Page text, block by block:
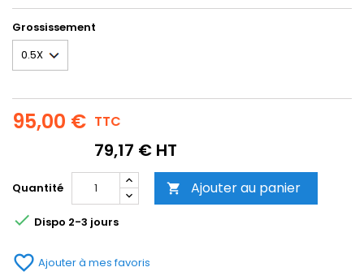
Grossissement
95,00 € TTC
79,17 € HT
Quantité  Ajouter au panier
 Dispo 2-3 jours
favorite_border Ajouter à mes favoris